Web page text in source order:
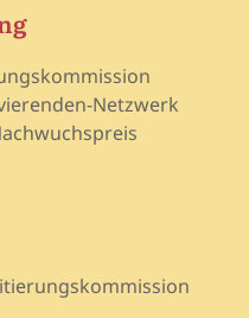
Netzwerk